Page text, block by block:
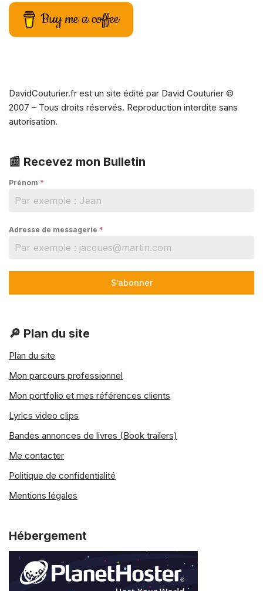
Buy me a coffee
DavidCouturier.fr est un site édité par David Couturier ©
2007 – Tous droits réservés. Reproduction interdite sans
autorisation.
📰 Recevez mon Bulletin
Prénom *
Adresse de messagerie *
S’abonner
🔎 Plan du site
Plan du site
Mon parcours professionnel
Mon portfolio et mes références clients
Lyrics video clips
Bandes annonces de livres (Book trailers)
Me contacter
Politique de confidentialité
Mentions légales
Hébergement